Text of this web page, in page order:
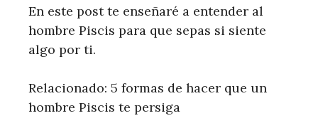
En este post te enseñaré a entender al
hombre Piscis para que sepas si siente
algo por ti.
Relacionado: 5 formas de hacer que un
hombre Piscis te persiga